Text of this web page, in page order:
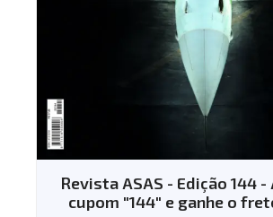
Revista ASAS - Edição 144
cupom "144" e ganhe o